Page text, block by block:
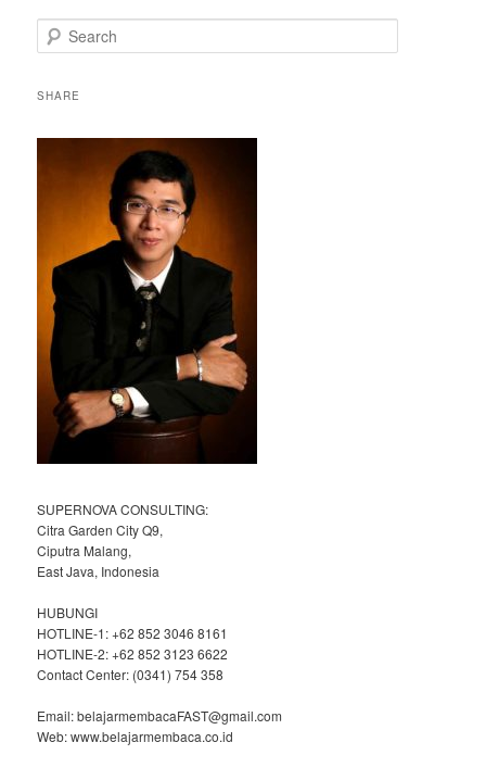
e
rSHARE
SUPERNOVA CONSULTING:
Citra Garden City Q9,
Ciputra Malang,
East Java, Indonesia
HUBUNGI
HOTLINE-1: +62 852 3046 8161
HOTLINE-2: +62 852 3123 6622
Contact Center: (0341) 754 358
Email: belajarmembacaFAST@gmail.com
Web: www.belajarmembaca.co.id